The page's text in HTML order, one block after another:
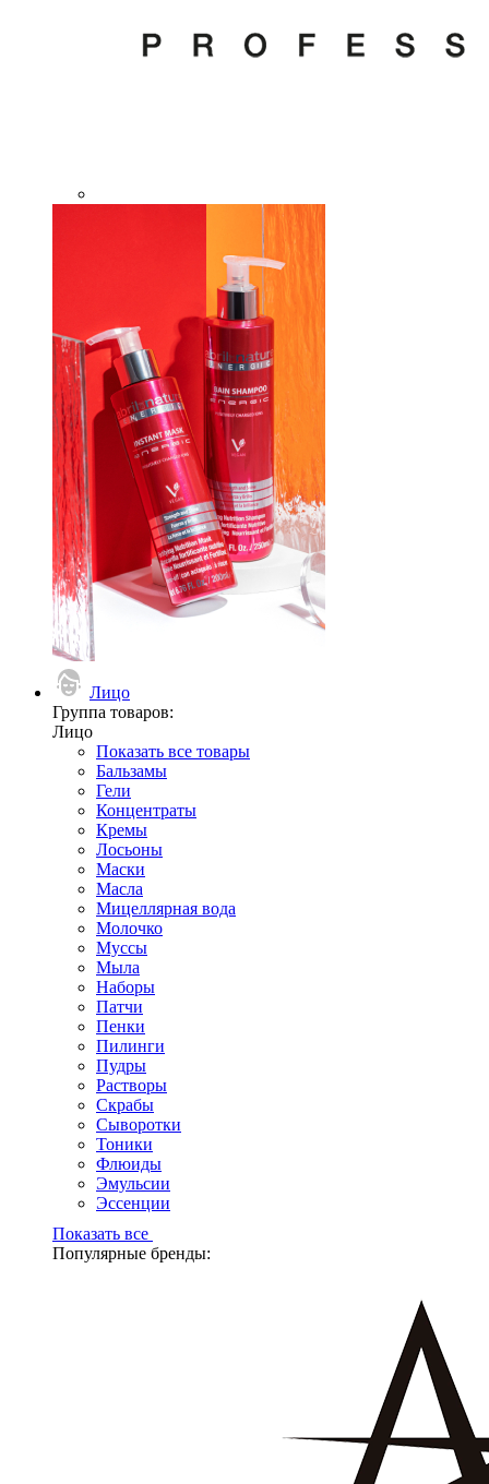
Лицо
Группа товаров:
Лицо
Показать все товары
Бальзамы
Гели
Концентраты
Кремы
Лосьоны
Маски
Масла
Мицеллярная вода
Молочко
Муссы
Мыла
Наборы
Патчи
Пенки
Пилинги
Пудры
Растворы
Скрабы
Сыворотки
Тоники
Флюиды
Эмульсии
Эссенции
Показать все
Популярные бренды: